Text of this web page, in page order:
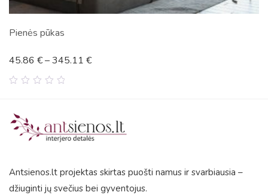
345.11€
Antsienos.lt projektas skirtas puošti namus ir svarbiausia –
džiuginti jų svečius bei gyventojus.